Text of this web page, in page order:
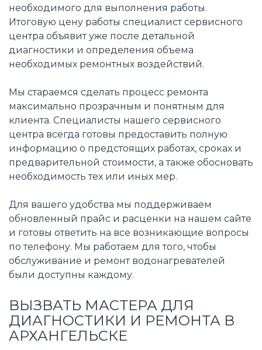
необходимого для выполнения работы.
Итоговую цену работы специалист сервисного
центра объявит уже после детальной
диагностики и определения объема
необходимых ремонтных воздействий.
Мы стараемся сделать процесс ремонта
максимально прозрачным и понятным для
клиента. Специалисты нашего сервисного
центра всегда готовы предоставить полную
информацию о предстоящих работах, сроках и
предварительной стоимости, а также обосновать
необходимость тех или иных мер.
Для вашего удобства мы поддерживаем
обновленный прайс и расценки на нашем сайте
и готовы ответить на все возникающие вопросы
по телефону. Мы работаем для того, чтобы
обслуживание и ремонт водонагревателей
были доступны каждому.
ВЫЗВАТЬ МАСТЕРА ДЛЯ
ДИАГНОСТИКИ И РЕМОНТА В
АРХАНГЕЛЬСКЕ